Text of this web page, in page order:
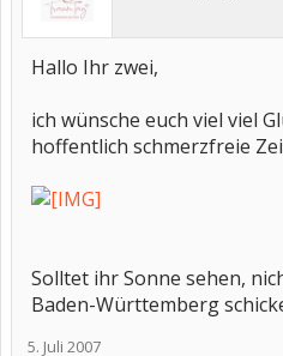
Hallo Ihr zwei,
ich wünsche euch viel viel
hoffentlich schmerzfreie
Solltet ihr Sonne sehen,
Baden-Württemberg
5. Juli 2007